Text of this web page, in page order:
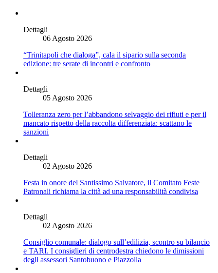
Dettagli
06 Agosto 2026
“Trinitapoli che dialoga”, cala il sipario sulla seconda
edizione: tre serate di incontri e confronto
Dettagli
05 Agosto 2026
Tolleranza zero per l’abbandono selvaggio dei rifiuti e per il
mancato rispetto della raccolta differenziata: scattano le
sanzioni
Dettagli
02 Agosto 2026
Festa in onore del Santissimo Salvatore, il Comitato Feste
Patronali richiama la città ad una responsabilità condivisa
Dettagli
02 Agosto 2026
Consiglio comunale: dialogo sull’edilizia, scontro su bilancio
e TARI. I consiglieri di centrodestra chiedono le dimissioni
degli assessori Santobuono e Piazzolla